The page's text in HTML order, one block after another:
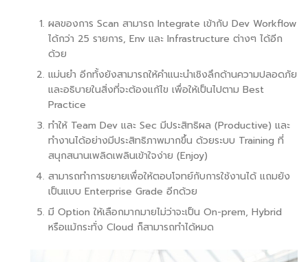
ผลของการ Scan สามารถ Integrate เข้ากับ Dev Workflow
ได้กว่า 25 รายการ, Env และ Infrastructure ต่างๆ ได้อีก
ด้วย
แม่นยำ อีกทั้งยังสามารถให้คำแนะนำเชิงลึกด้านความปลอดภัย
และอธิบายในสิ่งที่จะต้องแก้ไข เพื่อให้เป็นไปตาม Best
Practice
ทำให้ Team Dev และ Sec มีประสิทธิผล (Productive) และ
ทำงานได้อย่างมีประสิทธิภาพมากขึ้น ด้วยระบบ Training ที่
สนุกสนานเพลิดเพลินเข้าใจง่าย (Enjoy)
สามารถทำการขยายเพื่อให้ตอบโจทย์กับการใช้งานได้ แถมยัง
เป็นแบบ Enterprise Grade อีกด้วย
มี Option ให้เลือกมากมายไม่ว่าจะเป็น On-prem, Hybrid
หรือแม้กระทั่ง Cloud ก็สามารถทำได้หมด